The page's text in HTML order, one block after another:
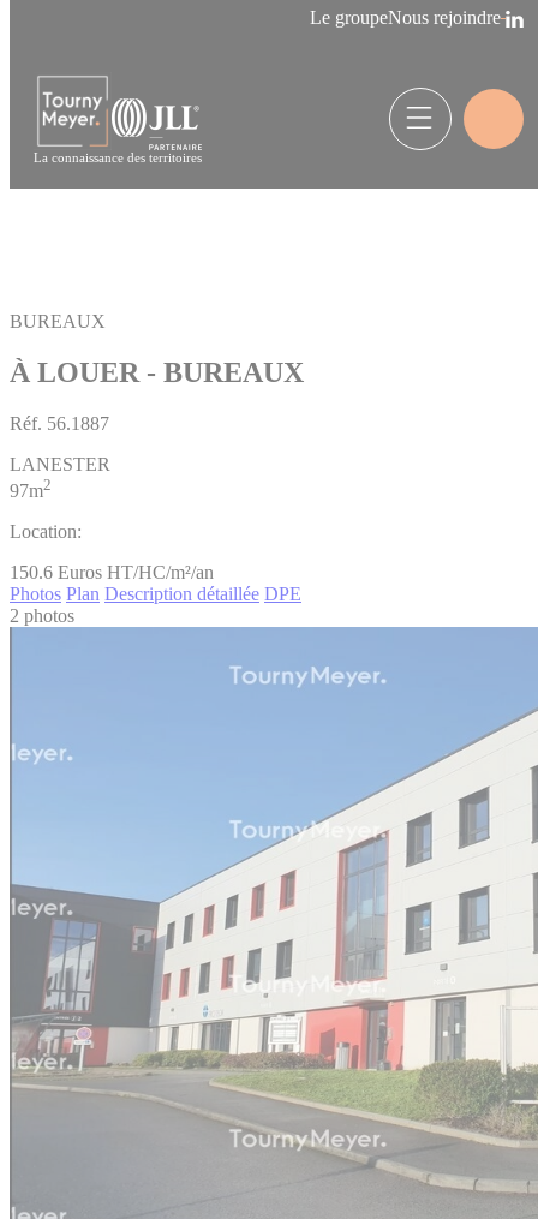
Le groupeNous rejoindre
La connaissance des territoires
BUREAUX
À LOUER - BUREAUX
Réf. 56.1887
LANESTER
97m2
Location:
150.6 Euros HT/HC/m²/an
Photos Plan Description détaillée DPE
2 photos